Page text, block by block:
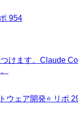
954
けます。Claude
ウェア開発⭐ リポ